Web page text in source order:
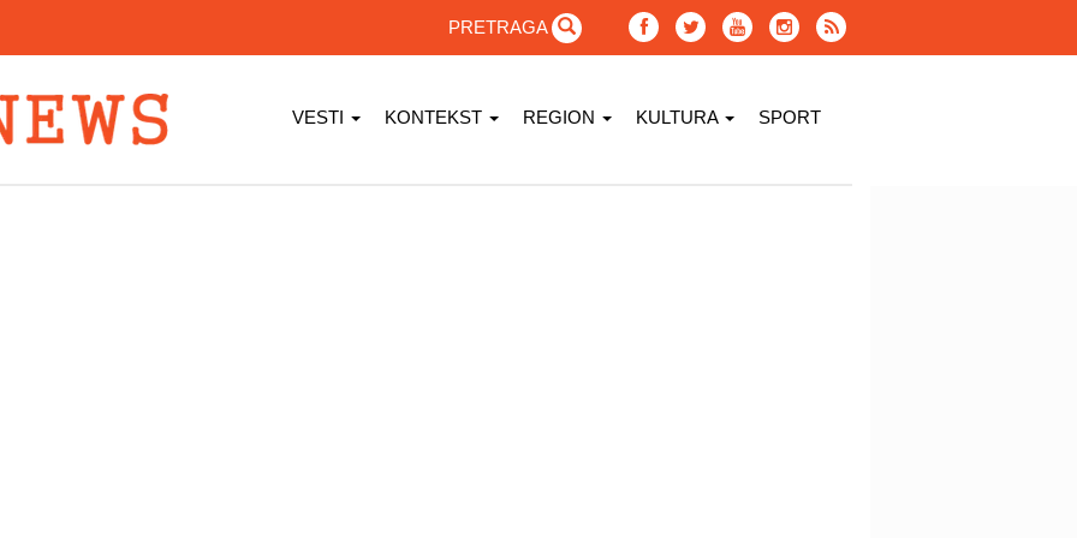
PRETRAGA
VESTI KONTEKST REGION KULTURA SPORT